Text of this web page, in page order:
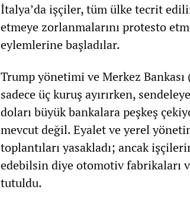
İtalya’da işçiler, tüm ülke tecrit
etmeye zorlanmalarını protesto
eylemlerine başladılar.
Trump yönetimi ve Merkez
sadece üç kuruş ayırırken,
doları büyük bankalara peşkeş
mevcut değil. Eyalet ve yerel
toplantıları yasakladı; ancak
edebilsin diye otomotiv fabrikaları
tutuldu.